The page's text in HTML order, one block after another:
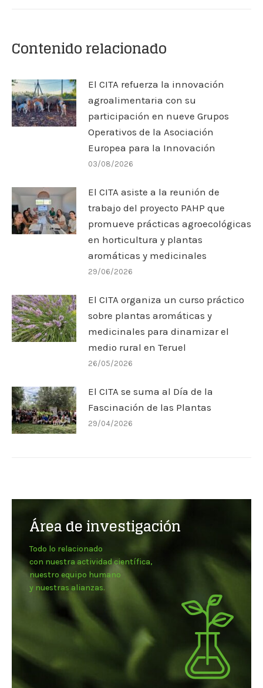
Contenido relacionado
El CITA refuerza la innovación
agroalimentaria con su
participación en nueve Grupos
Operativos de la Asociación
Europea para la Innovación
03/08/2026
El CITA asiste a la reunión de
trabajo del proyecto PAHP que
promueve prácticas agroecológicas
en horticultura y plantas
aromáticas y medicinales
29/06/2026
El CITA organiza un curso práctico
sobre plantas aromáticas y
medicinales para dinamizar el
medio rural en Teruel
26/05/2026
El CITA se suma al Día de la
Fascinación de las Plantas
29/04/2026
Área de investigación
Todo lo relacionado
con nuestra actividad científica,
nuestro equipo humano
y nuestras alianzas.